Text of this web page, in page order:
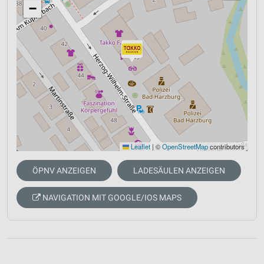
−
Leaflet | ©OpenStreetMapcontributors
ÖPNV ANZEIGEN LADESÄULEN ANZEIGEN
NAVIGATION MIT GOOGLE/IOS MAPS